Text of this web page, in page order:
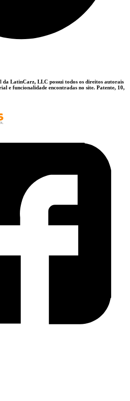
da LatinCarz, LLC possui todos os direitos autorais
e funcionalidade encontradas no site. Patente, 10,